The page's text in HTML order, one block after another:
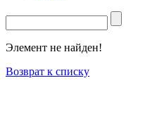
Элемент не найден!
Возврат к списку